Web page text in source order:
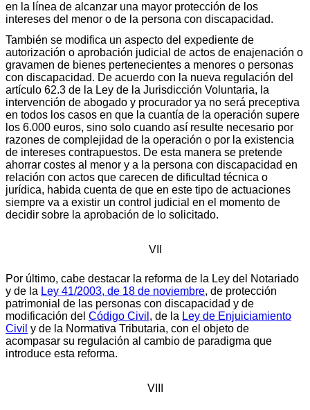
en la línea de alcanzar una mayor protección de los
intereses del menor o de la persona con discapacidad.
También se modifica un aspecto del expediente de
autorización o aprobación judicial de actos de enajenación o
gravamen de bienes pertenecientes a menores o personas
con discapacidad. De acuerdo con la nueva regulación del
artículo 62.3 de la Ley de la Jurisdicción Voluntaria, la
intervención de abogado y procurador ya no será preceptiva
en todos los casos en que la cuantía de la operación supere
los 6.000 euros, sino solo cuando así resulte necesario por
razones de complejidad de la operación o por la existencia
de intereses contrapuestos. De esta manera se pretende
ahorrar costes al menor y a la persona con discapacidad en
relación con actos que carecen de dificultad técnica o
jurídica, habida cuenta de que en este tipo de actuaciones
siempre va a existir un control judicial en el momento de
decidir sobre la aprobación de lo solicitado.
VII
Por último, cabe destacar la reforma de la Ley del Notariado
y de la Ley 41/2003, de 18 de noviembre, de protección
patrimonial de las personas con discapacidad y de
modificación del Código Civil , de la Ley de Enjuiciamiento
Civil y de la Normativa Tributaria, con el objeto de
acompasar su regulación al cambio de paradigma que
introduce esta reforma.
VIII